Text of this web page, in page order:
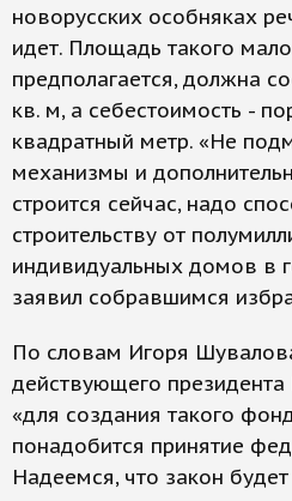
новорусских особняках
идет. Площадь такого
предполагается, должна
кв. м, а себестоимость -
квадратный метр. «Не
механизмы и
строится сейчас, надо
строительству от
индивидуальных домов в
заявил собравшимся
По словам Игоря
действующего
«для создания такого
понадобится принятие
Надеемся, что закон